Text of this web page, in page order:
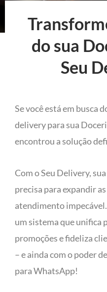
do sua
Seu
Se você está em busca
delivery para sua
encontrou a solução
Com o Seu Delivery,
precisa para expandir
atendimento
um sistema que unifica
promoções e fideliza
– e ainda com o poder
para WhatsApp!